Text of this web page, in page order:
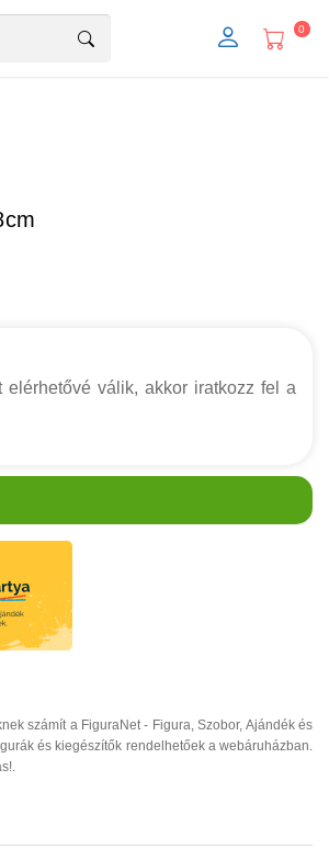
0
válik, akkor iratkozz fel a
számít a FiguraNet - Figura, Szobor, Ajándék és
és kiegészítők rendelhetőek a webáruházban.